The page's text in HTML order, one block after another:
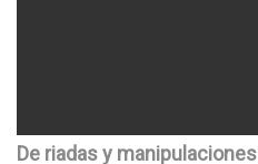
De riadas y manipulaciones